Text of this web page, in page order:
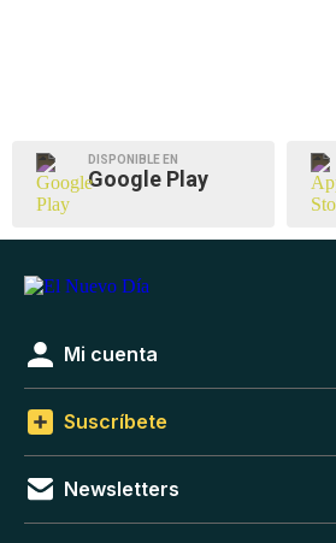
DISPONIBLE EN
Google Play
Mi cuenta
Suscríbete
Newsletters